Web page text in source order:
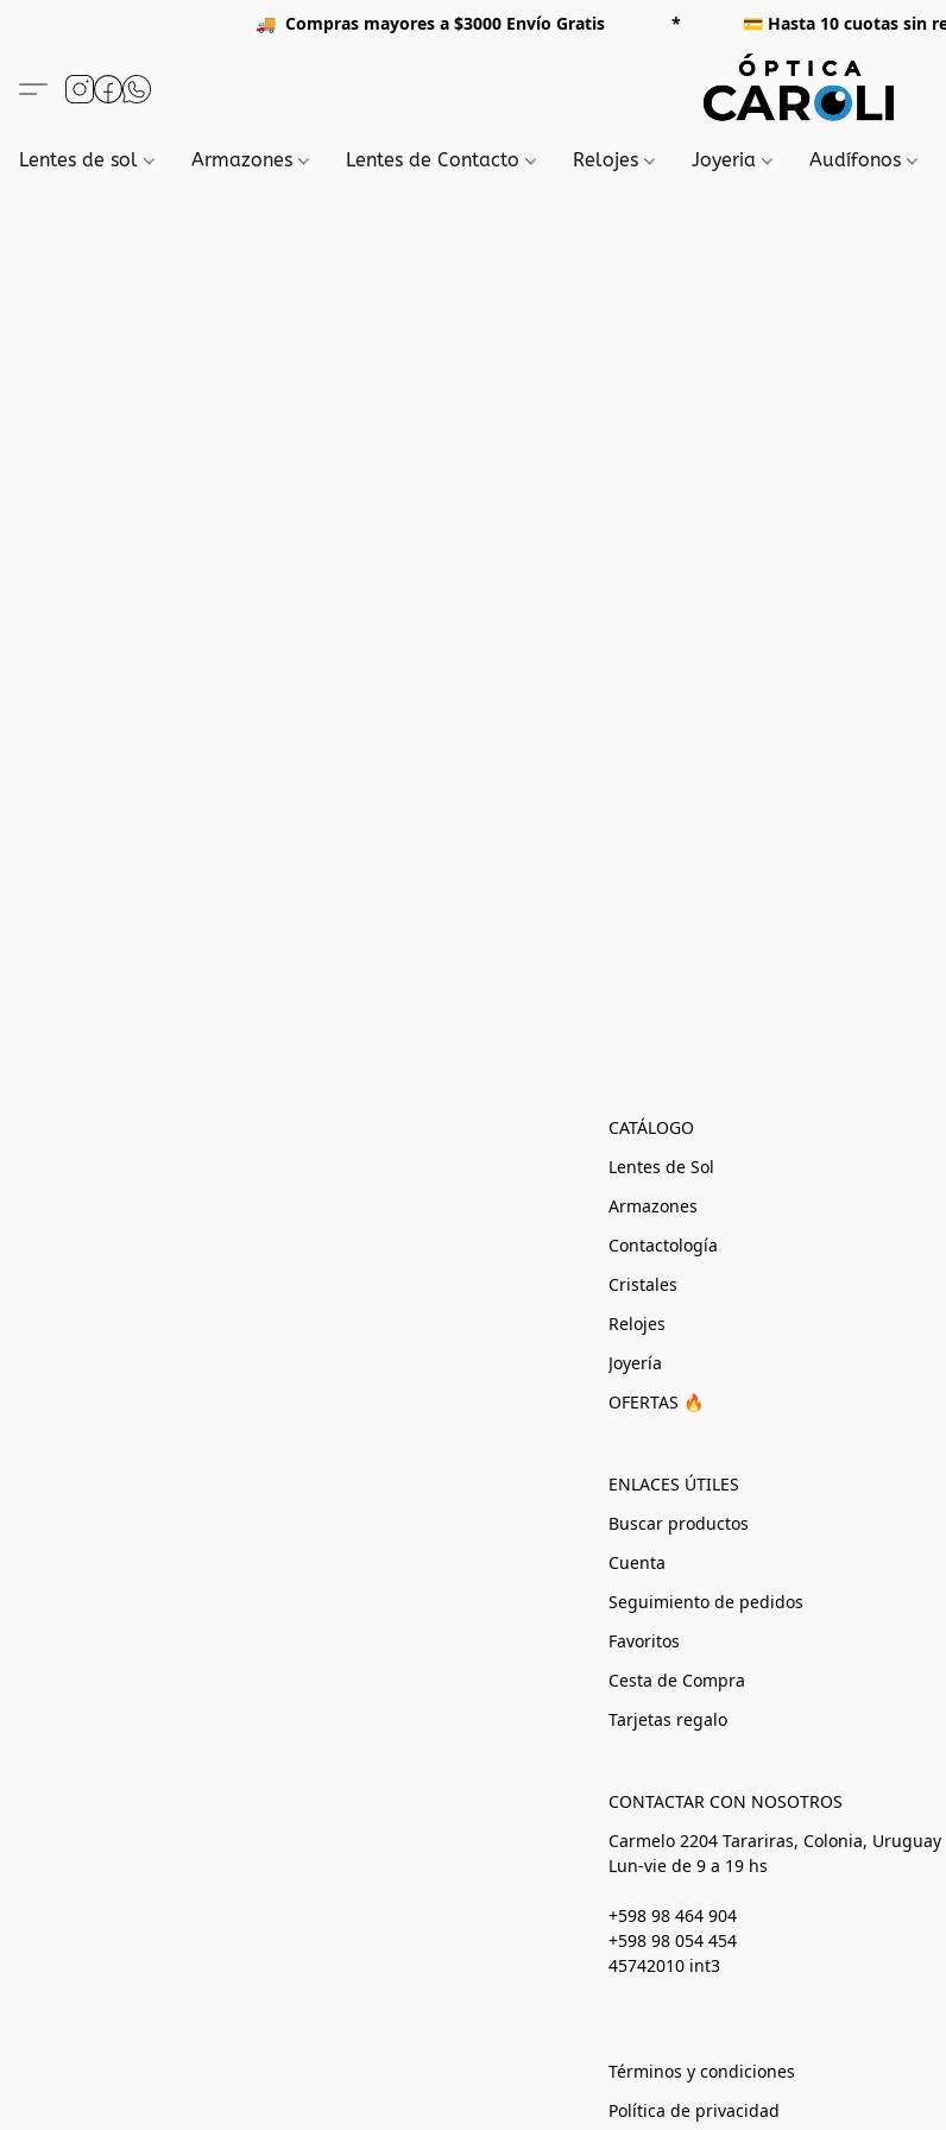
🚚 Compras mayores a $3000 Envío Gratis * 💳 Hasta 10
Lentes de sol Armazones Lentes de Contacto Relojes Joyeria Audífonos
CATÁLOGO
Lentes de Sol
Armazones
Contactología
Cristales
Relojes
Joyería
OFERTAS 🔥
ENLACES ÚTILES
Buscar productos
Cuenta
Seguimiento de pedidos
Favoritos
Cesta de Compra
Tarjetas regalo
CONTACTAR CON NOSOTROS
Carmelo 2204 Tarariras, Colonia, Uruguay
Lun-vie de 9 a 19 hs
+598 98 464 904
+598 98 054 454
45742010 int3
Términos y condiciones
Política de privacidad